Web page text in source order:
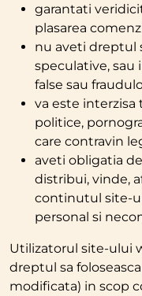
garantati
plasarea
nu aveti dreptul
speculative, sau
false sau
va este
politice,
care contravin
aveti obligatia
distribui, vinde,
continutul site-
personal si
Utilizatorul site-ului
dreptul sa
modificata) in scop